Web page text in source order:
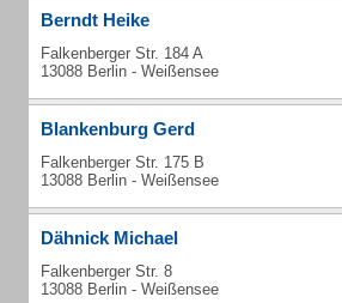
Berndt Heike
Falkenberger Str. 184 A
13088 Berlin - Weißensee
Blankenburg Gerd
Falkenberger Str. 175 B
13088 Berlin - Weißensee
Dähnick Michael
Falkenberger Str. 8
13088 Berlin - Weißensee